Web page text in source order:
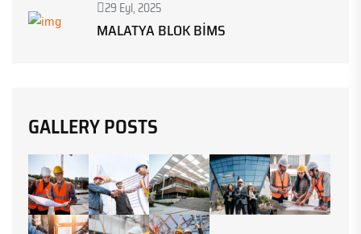
29 Eyl, 2025
MALATYA BLOK BIMS
GALLERY POSTS